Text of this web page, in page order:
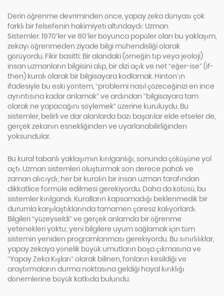
Derin öğrenme devriminden önce, yapay zeka dünyası çok
farklı bir felsefenin hakimiyeti altındaydı: Uzman
Sistemler. 1970’ler ve 80’ler boyunca popüler olan bu yaklaşım,
zekayı öğrenmeden ziyade bilgi mühendisliği olarak
görüyordu. Fikir basitti: Bir alandaki (örneğin tıp veya jeoloji)
insan uzmanların bilgisini alıp, bir dizi açık ve net “eğer-ise” (if-
then) kuralı olarak bir bilgisayara kodlamak. Hinton’ın
ifadesiyle bu eski yöntem, “problemi nasıl çözeceğinizi en ince
ayrıntısına kadar anlamak” ve ardından “bilgisayara tam
olarak ne yapacağını söylemek” üzerine kuruluydu. Bu
sistemler, belirli ve dar alanlarda bazı başarılar elde etseler de,
gerçek zekanın esnekliğinden ve uyarlanabilirliğinden
yoksundular.
Bu kural tabanlı yaklaşımın kırılganlığı, sonunda çöküşüne yol
açtı. Uzman sistemleri oluşturmak son derece pahalı ve
zaman alıcıydı; her bir kuralın bir insan uzman tarafından
dikkatlice formüle edilmesi gerekiyordu. Daha da kötüsü, bu
sistemler kırılgandı. Kuralların kapsamadığı beklenmedik bir
durumla karşılaştıklarında tamamen çaresiz kalıyorlardı.
Bilgileri “yüzeyseldi” ve gerçek anlamda bir öğrenme
yetenekleri yoktu; yeni bilgilere uyum sağlamak için tüm
sistemin yeniden programlanması gerekiyordu. Bu sınırlılıklar,
yapay zekaya yönelik büyük umutların boşa çıkmasına ve
“Yapay Zeka Kışları” olarak bilinen, fonların kesildiği ve
araştırmaların durma noktasına geldiği hayal kırıklığı
dönemlerine büyük katkıda bulundu.